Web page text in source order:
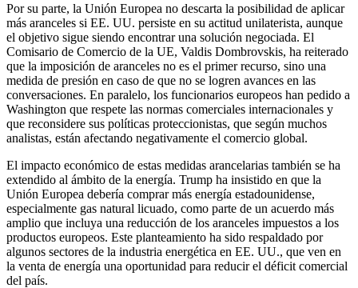
Por su parte, la Unión Europea no descarta la posibilidad de aplicar
más aranceles si EE. UU. persiste en su actitud unilaterista, aunque
el objetivo sigue siendo encontrar una solución negociada. El
Comisario de Comercio de la UE, Valdis Dombrovskis, ha reiterado
que la imposición de aranceles no es el primer recurso, sino una
medida de presión en caso de que no se logren avances en las
conversaciones. En paralelo, los funcionarios europeos han pedido a
Washington que respete las normas comerciales internacionales y
que reconsidere sus políticas proteccionistas, que según muchos
analistas, están afectando negativamente el comercio global.
El impacto económico de estas medidas arancelarias también se ha
extendido al ámbito de la energía. Trump ha insistido en que la
Unión Europea debería comprar más energía estadounidense,
especialmente gas natural licuado, como parte de un acuerdo más
amplio que incluya una reducción de los aranceles impuestos a los
productos europeos. Este planteamiento ha sido respaldado por
algunos sectores de la industria energética en EE. UU., que ven en
la venta de energía una oportunidad para reducir el déficit comercial
del país.